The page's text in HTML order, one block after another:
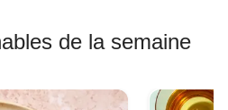
de la semaine